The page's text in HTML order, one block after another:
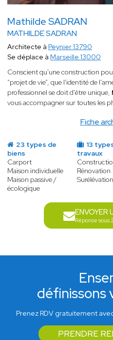
Mathilde SADRAN
MATHILDE SADRAN
Fiche
Architecte à Peynier 13790
Se déplace à Marseille 13000
Conscient qu'une construction
“projet de vie”, que l'identité de
professionnel se doit d'être unique,
vous accompagner sur toutes les
23 types de
biens
Carport
Maison individuelle
Maison passive /
écologique
13
travaux
Rénovation
Surélévation
ENVOYER
Réponse sous
définissons
Prenez RDV gratuitement
PRENDRE